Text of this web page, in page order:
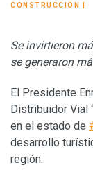
CONSTRUCCIÓN
Se invirtieron
se generaron
El Presidente
Distribuidor Vial
en el estado de
desarrollo
región.